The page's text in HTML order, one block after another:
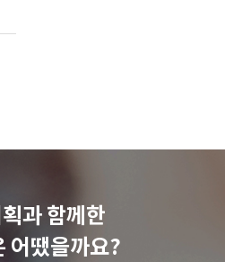
과 함께한
어땠을까요?